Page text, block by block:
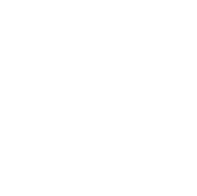
de chacun!
vous propose de
les membres des